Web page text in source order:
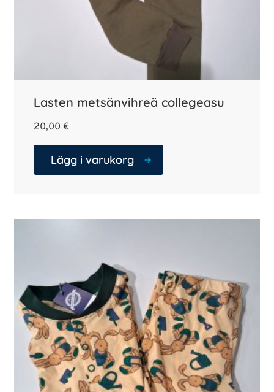
Lasten metsänvihreä collegeasu
20,00 €
Lägg i varukorg
varianter.
Alternativen
kan
väljas
produktsidan